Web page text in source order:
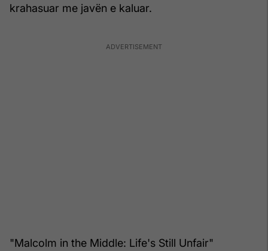
krahasuar me javën e kaluar.
"Malcolm in the Middle: Life's Still Unfair"